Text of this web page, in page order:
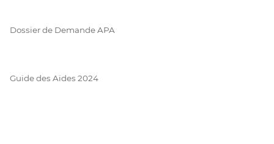
Dossier de Demande APA
Guide des Aides 2024